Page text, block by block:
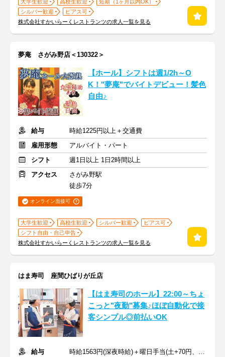
大学生歓迎 高校生歓迎
短期（1ヶ月以内OK）
シルバー歓迎
ピアス可
株式会社すかいらーくレストランツの求人一覧を見る
夢庵 さがみ野店＜130322＞
【ホール】シフトは週1/2h～O
K！"夢庵"でバイトデビュー！髪色
自由♪
給与
時給1225円以上＋交通費
雇用形態
アルバイト・パート
シフト
週1日以上 1日2時間以上
アクセス
さがみ野駅
徒歩7分
オンライン面接可
大学生歓迎 高校生歓迎 シルバー歓迎
ピアス可
シフト自由・自己申告
株式会社すかいらーくレストランツの求人一覧を見る
はま寿司 座間ひばりが丘店
【はま寿司のホール】22:00～ちょ
こっと"夜勤"募集♪ほぼ自動化で接
客シンプル◎前払いOK
給与
時給1563円(深夜時給)＋曜日手当(土+70円、日祝+100円)